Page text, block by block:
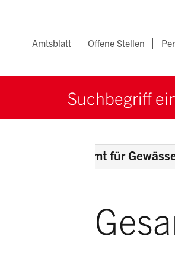
Metanav
Amtsblatt Offene Stellen
Suchbegriff
Amt für